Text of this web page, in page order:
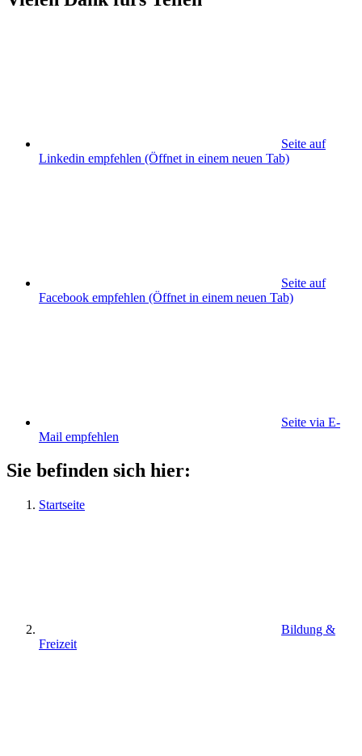
Seite auf
Linkedin empfehlen (Öffnet in einem neuen Tab)
Seite auf
Facebook empfehlen (Öffnet in einem neuen Tab)
Seite via E-
Mail empfehlen
Sie befinden sich hier:
Startseite
Bildung &
Freizeit